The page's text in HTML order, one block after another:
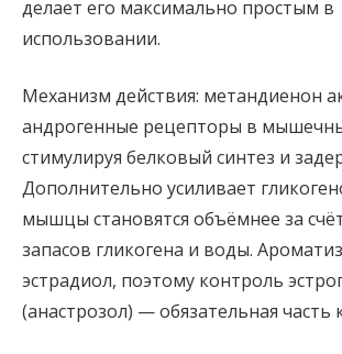
делает его максимально простым в
использовании.
Механизм действия: метандиенон
андрогенные рецепторы в
стимулируя белковый синтез и
Дополнительно усиливает
мышцы становятся объёмнее за
запасов гликогена и воды.
эстрадиол, поэтому контроль
(анастрозол) — обязательная часть